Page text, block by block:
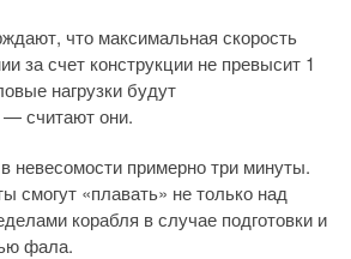
что максимальная скорость
за счет конструкции не превысит 1
нагрузки будут
считают они.
невесомости примерно три минуты.
смогут «плавать» не только над
корабля в случае подготовки и
фала.